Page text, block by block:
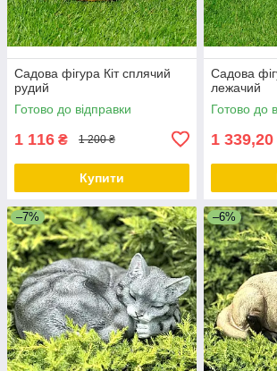
Садова фігура Кіт сплячий
рудий
Готово до відправки
1 116 ₴ 1 200 ₴
Купити
Садова
лежачий
Готово до
1 339,20
–7% –6%